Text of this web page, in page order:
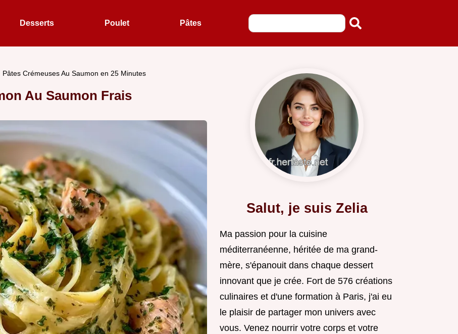
Desserts Poulet Pâtes
Pâtes Crémeuses Au Saumon en 25 Minutes
Au Saumon Frais
Salut, je suis Zelia
Ma passion pour la cuisine
méditerranéenne, héritée de ma grand-
mère, s'épanouit dans chaque dessert
innovant que je crée. Fort de 576 créations
culinaires et d'une formation à Paris, j'ai eu
le plaisir de partager mon univers avec
vous. Venez nourrir votre corps et votre